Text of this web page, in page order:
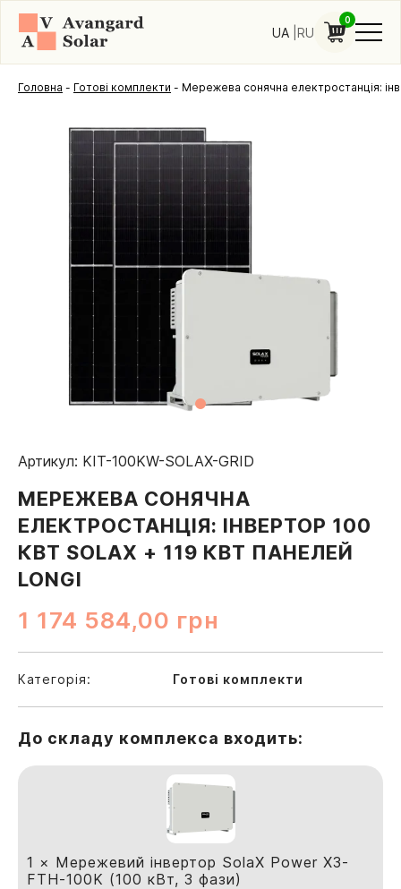
UA RU
0
Головна - Готові комплекти - Мережева сонячна електростанція:
Артикул: KIT-100KW-SOLAX-GRID
МЕРЕЖЕВА СОНЯЧНА
ЕЛЕКТРОСТАНЦІЯ: ІНВЕРТОР 100
КВТ SOLAX + 119 КВТ ПАНЕЛЕЙ
LONGI
1 174 584,00 грн
Категорія: Готові комплекти
До складу комплекса входить:
1 × Мережевий інвертор SolaX Power X3-
FTH-100K (100 кВт, 3 фази)